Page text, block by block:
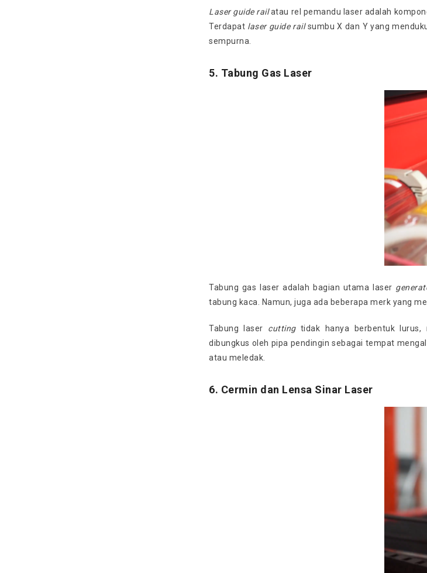
Laser guide railatau rel pemandu laser adalah
Terdapat laser guide railsumbu X dan Y yang
sempurna.
5. Tabung Gas Laser
Tabung gas laser adalah bagian utama laser
tabung kaca. Namun, juga ada beberapa merk yang
Tabung laser cutting tidak hanya berbentuk lurus,
dibungkus oleh pipa pendingin sebagai tempat
atau meledak.
6. Cermin dan Lensa Sinar Laser